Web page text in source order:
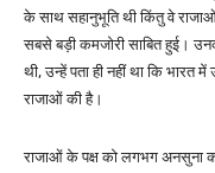
के साथ सहानुभूति थी किंतु वे
सबसे बड़ी कमजोरी साबित हुई।
थी, उन्हें पता ही नहीं था कि भारत
राजाओं की है।
राजाओं के पक्ष को लगभग अनसुना